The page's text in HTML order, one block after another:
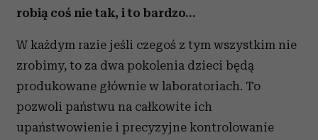
robią coś nie tak, i to bardzo…
W każdym razie jeśli czegoś z tym wszystkim nie
zrobimy, to za dwa pokolenia dzieci będą
produkowane głównie w laboratoriach. To
pozwoli państwu na całkowite ich
upaństwowienie i precyzyjne kontrolowanie